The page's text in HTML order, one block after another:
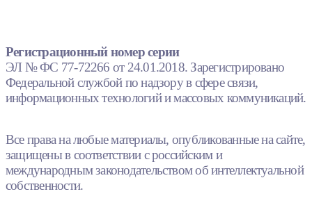
Регистрационный номер серии
ЭЛ № ФС 77-72266 от 24.01.2018. Зарегистрировано
Федеральной службой по надзору в сфере связи,
информационных технологий и массовых коммуникаций.
Все права на любые материалы, опубликованные на сайте,
защищены в соответствии с российским и
международным законодательством об интеллектуальной
собственности.